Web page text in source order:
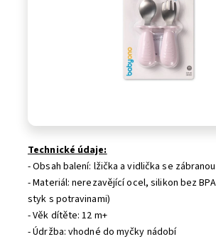
Technické údaje:
- Obsah balení: lžička a vidlička se zábranou
- Materiál: nerezavějící ocel, silikon bez
styk s potravinami)
- Věk dítěte: 12 m+
- Údržba: vhodné do myčky nádobí